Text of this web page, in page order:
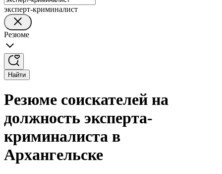
эксперт-криминалист
Резюме
Найти
Резюме соискателей на
должность эксперта-
криминалиста в
Архангельске